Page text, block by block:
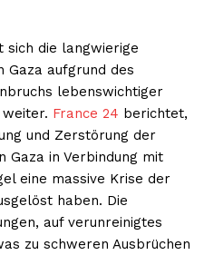
sich die langwierige
Gaza aufgrund des
lebenswichtiger
France 24 berichtet,
und Zerstörung der
Gaza in Verbindung mit
eine massive Krise der
haben. Die
auf verunreinigtes
zu schweren Ausbrüchen